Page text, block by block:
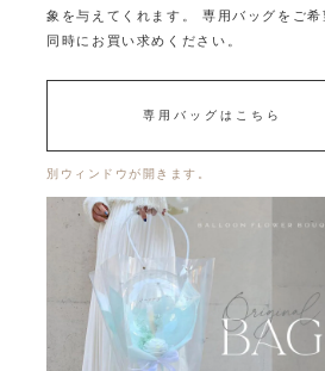
象を与えてくれます。
専用バッグをご
同時にお買い求めください。
専用バッグはこちら
別ウィンドウが開きます。